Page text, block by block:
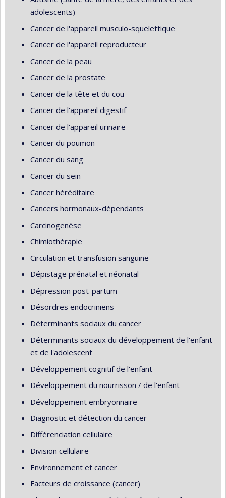
adolescents)
Cancer de l'appareil musculo-squelettique
Cancer de l'appareil reproducteur
Cancer de la peau
Cancer de la prostate
Cancer de la tête et du cou
Cancer de l'appareil digestif
Cancer de l'appareil urinaire
Cancer du poumon
Cancer du sang
Cancer du sein
Cancer héréditaire
Cancers hormonaux-dépendants
Carcinogenèse
Chimiothérapie
Circulation et transfusion sanguine
Dépistage prénatal et néonatal
Dépression post-partum
Désordres endocriniens
Déterminants sociaux du cancer
Déterminants sociaux du développement de l'enfant
et de l'adolescent
Développement cognitif de l'enfant
Développement du nourrisson / de l'enfant
Développement embryonnaire
Diagnostic et détection du cancer
Différenciation cellulaire
Division cellulaire
Environnement et cancer
Facteurs de croissance (cancer)